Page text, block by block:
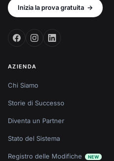
Inizia la prova gratuita →
AZIENDA
Chi Siamo
Storie di Successo
Diventa un Partner
Stato del Sistema
Registro delle Modifiche NEW